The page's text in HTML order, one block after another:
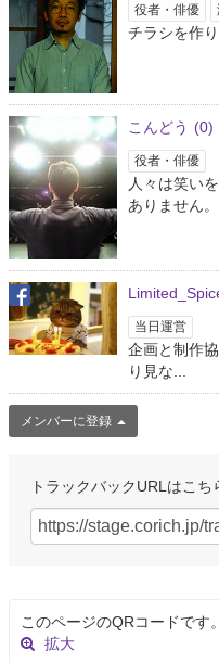
役者・俳優
チラシを作
こんどう (0)
役者・俳優
人々は笑い
ありません。
当日運営
企画と制作
り見な...
メンバーに登録
トラックバックURLはこち
このページのQRコードです。
拡大